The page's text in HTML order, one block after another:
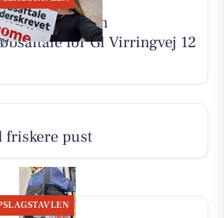
melder om
for Gl Virringvej 12
friskere pust